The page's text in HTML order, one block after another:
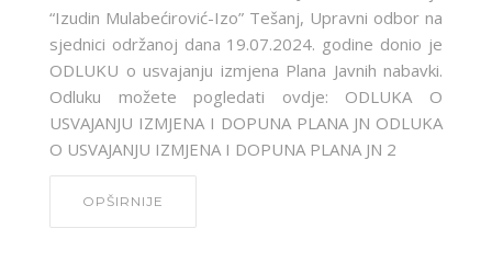
“Izudin Mulabećirović-Izo” Tešanj, Upravni odbor na
sjednici održanoj dana 19.07.2024. godine donio je
ODLUKU o usvajanju izmjena Plana Javnih nabavki.
Odluku možete pogledati ovdje: ODLUKA O
USVAJANJU IZMJENA I DOPUNA PLANA JN ODLUKA
O USVAJANJU IZMJENA I DOPUNA PLANA JN 2
OPŠIRNIJE